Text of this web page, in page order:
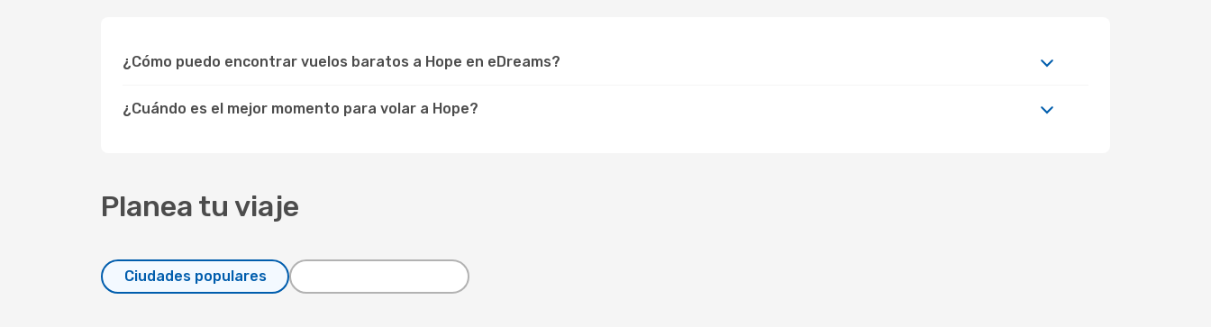
¿Cómo puedo encontrar vuelos baratos a Hope en eDreams?
¿Cuándo es el mejor momento para volar a Hope?
Planea tu viaje
Ciudades populares